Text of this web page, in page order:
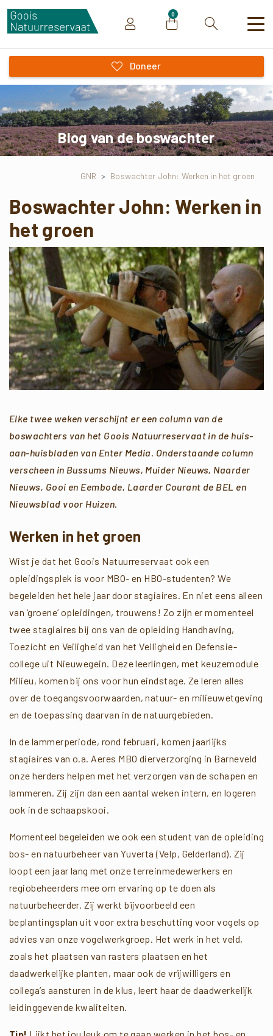
0
Zoeken
Doneer
Blog van de boswachter
GNR > Boswachter John: Werken in het groen
Boswachter John: Werken in
het groen
Elke twee weken verschijnt er een column van de
boswachters van het Goois Natuurreservaat in de huis-
aan-huisbladen van Enter Media. Onderstaande column
verscheen in Bussums Nieuws, Muider Nieuws, Naarder
Nieuws, Gooi en Eembode, Laarder Courant de BEL en
Nieuwsblad voor Huizen.
Werken in het groen
Wist je dat het Goois Natuurreservaat ook een
opleidingsplek is voor MBO- en HBO-studenten? We
begeleiden het hele jaar door stagiaires. En niet eens alleen
van ‘groene’ opleidingen, trouwens! Zo zijn er momenteel
twee stagiaires bij ons van de opleiding Handhaving,
Toezicht en Veiligheid van het Veiligheid en Defensie-
college uit Nieuwegein. Deze leerlingen, met keuzemodule
Milieu, komen bij ons voor hun eindstage. Ze leren alles
over de toegangsvoorwaarden, natuur- en milieuwetgeving
en de toepassing daarvan in de natuurgebieden.
In de lammerperiode, rond februari, komen jaarlijks
stagiaires van o.a. Aeres MBO dierverzorging in Barneveld
onze herders helpen met het verzorgen van de schapen en
lammeren. Zij zijn dan een aantal weken intern, en logeren
ook in de schaapskooi.
Momenteel begeleiden we ook een student van de opleiding
bos- en natuurbeheer van Yuverta (Velp, Gelderland). Zij
loopt een jaar lang met onze terreinmedewerkers en
regiobeheerders mee om ervaring op te doen als
natuurbeheerder. Zij werkt bijvoorbeeld een
beplantingsplan uit voor extra beschutting voor vogels op
advies van onze vogelwerkgroep. Het werk in het veld,
zoals het plaatsen van rasters plaatsen en het
daadwerkelijke planten, maar ook de vrijwilligers en
collega’s aansturen in de klus, leert haar de daadwerkelijk
leidinggevende kwaliteiten.